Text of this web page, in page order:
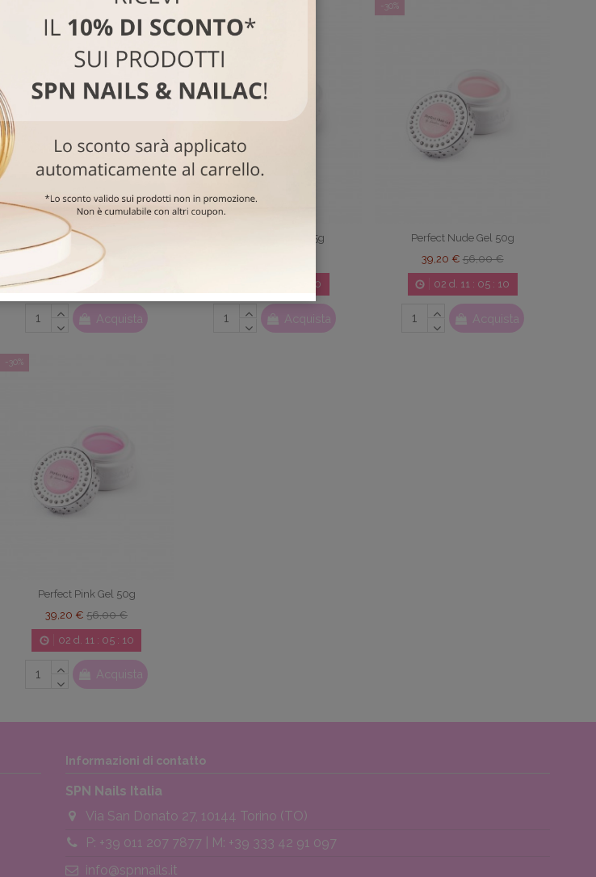
Perfect Milk Gel 50g
56,00 €
Acquista
Perfect Nude Gel 15g
09
Acquista
-30%
Perfect Nude Gel 50g
39,20 € 56,00 €
02 d. 11: 05: 09
Acquista
-30%
Perfect Pink Gel 50g
39,20 €56,00 €
02 d. 11: 05: 09
Acquista
Informazioni di contatto
SPN Nails Italia
Via San Donato 27, 10144 Torino (TO)
P: +39 011 207 7877 | M: +39 333 42 91 097
info@spnnails.it